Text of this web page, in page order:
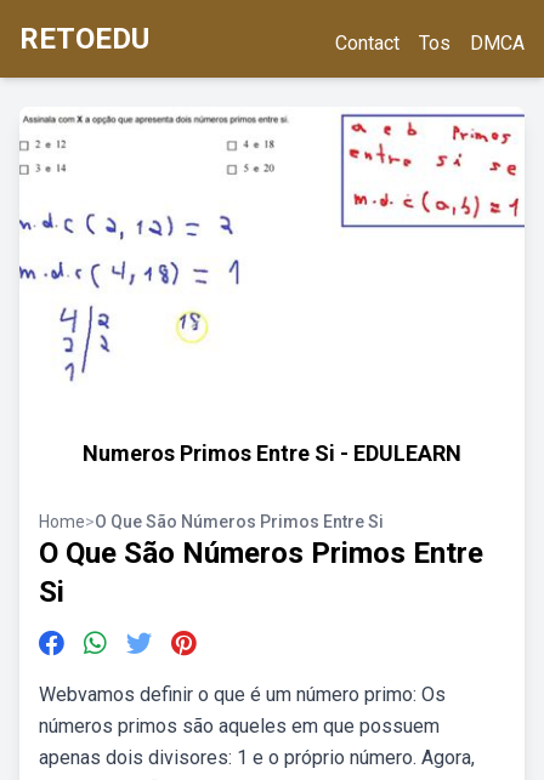
RETOEDU Contact Tos DMCA
Numeros Primos Entre Si - EDULEARN
Home>O Que São Números Primos Entre Si
O Que São Números Primos Entre
Si
Webvamos definir o que é um número primo: Os
números primos são aqueles em que possuem
apenas dois divisores: 1 e o próprio número. Agora,